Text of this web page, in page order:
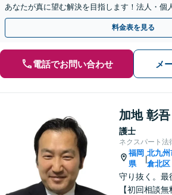
あなたが真に望む解決を目指します！法人・個
やかな連絡と粘り強い交渉を徹底【休日・夜間
料金表を見る
電話でお問い合わせ メ
加地 彰吾
護士
ネクスパート法
福岡
県
|
北九州
倉北区
守り抜く。最
【初回相談